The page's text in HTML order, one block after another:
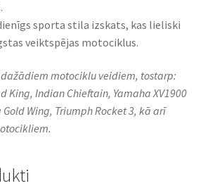
sporta stila izskats, kas lieliski
veiktspējas motociklus.​
motociklu veidiem, tostarp:
King, Indian Chieftain, Yamaha XV1900
Wing, Triumph Rocket 3, kā arī